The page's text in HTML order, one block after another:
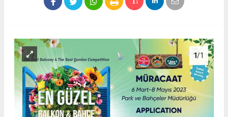
1/1